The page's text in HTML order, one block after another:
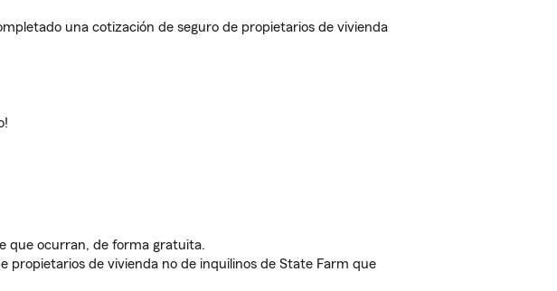
una cotización de seguro de propietarios de vivienda
que ocurran, de forma gratuita.
propietarios de vivienda no de inquilinos de State Farm que